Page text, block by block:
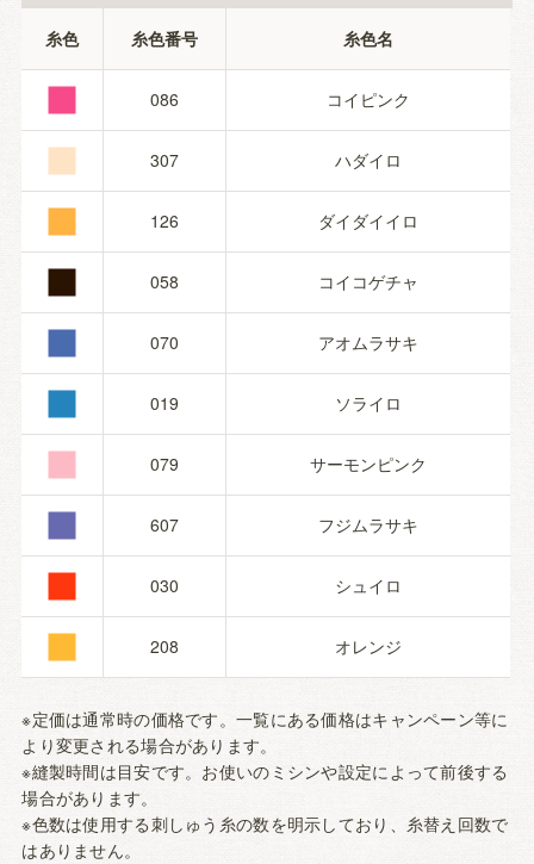
糸色 糸色番号 糸色名
■ 086 コイピンク
■ 307 ハダイロ
■ 126 ダイダイイロ
■ 058 コイコゲチャ
■ 070 アオムラサキ
■ 019 ソライロ
■ 079 サーモンピンク
■ 607 フジムラサキ
■ 030 シュイロ
■ 208 オレンジ
※定価は通常時の価格です。一覧にある価格はキャンペーン等に
より変更される場合があります。
※縫製時間は目安です。お使いのミシンや設定によって前後する
場合があります。
※色数は使用する刺しゅう糸の数を明示しており、糸替え回数で
はありません。